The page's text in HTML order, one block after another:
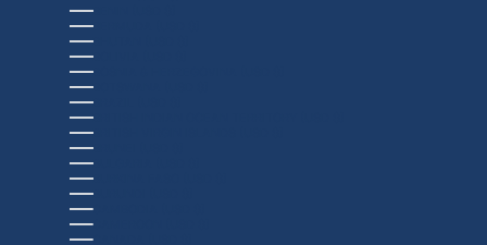
BENIN (USD $)
BERMUDA (USD $)
BHUTAN (USD $)
BOLIVIA (USD $)
BOSNIA & HERZEGOVINA (USD $)
BOTSWANA (USD $)
BRAZIL (USD $)
BRITISH INDIAN OCEAN TERRITORY (USD $)
BRITISH VIRGIN ISLANDS (USD $)
BRUNEI (USD $)
BULGARIA (USD $)
BURKINA FASO (USD $)
BURUNDI (USD $)
CAMBODIA (USD $)
CAMEROON (USD $)
CANADA (USD $)